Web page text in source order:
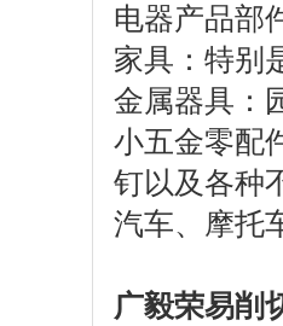
电器产品部
家具：特别
金属器具：
小五金零配
钉以及各种
汽车、摩托
广毅荣易削